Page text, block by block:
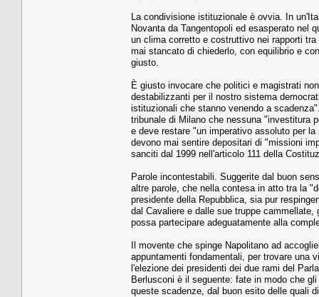
La condivisione istituzionale è ovvia. In
Novanta da Tangentopoli ed esasperato nel
un clima corretto e costruttivo nei rapporti
mai stancato di chiederlo, con equilibrio e
giusto.
È giusto invocare che politici e magistrati
destabilizzanti per il nostro sistema
istituzionali che stanno venendo a
tribunale di Milano che nessuna "investitura
e deve restare "un imperativo assoluto per
devono mai sentire depositari di "missioni
sanciti dal 1999 nell'articolo 111 della
Parole incontestabili. Suggerite dal buon
altre parole, che nella contesa in atto tra la
presidente della Repubblica, sia pur
dal Cavaliere e dalle sue truppe
possa partecipare adeguatamente alla
Il movente che spinge Napolitano ad
appuntamenti fondamentali, per trovare una
l'elezione dei presidenti dei due rami del
Berlusconi è il seguente: fate in modo che
queste scadenze, dal buon esito delle quali